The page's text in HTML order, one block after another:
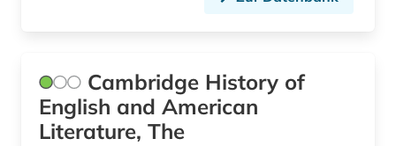
schriftsteller (6)
schwedisch (7)
Cambridge History of
English and American
Literature, The